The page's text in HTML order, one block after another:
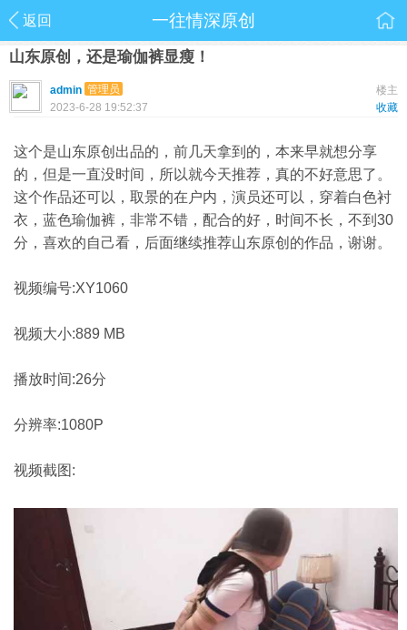
返回 一往情深原创
山东原创，还是瑜伽裤显瘦！
楼主
admin 管理员
收藏
2023-6-28 19:52:37
这个是山东原创出品的，前几天拿到的，本来早就想分享
的，但是一直没时间，所以就今天推荐，真的不好意思了。
这个作品还可以，取景的在户内，演员还可以，穿着白色衬
衣，蓝色瑜伽裤，非常不错，配合的好，时间不长，不到30
分，喜欢的自己看，后面继续推荐山东原创的作品，谢谢。
视频编号:XY1060
视频大小:889 MB
播放时间:26分
分辨率:1080P
视频截图: